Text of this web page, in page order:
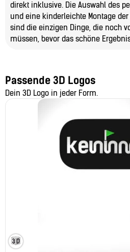
direkt inklusive. Die Auswahl des
und eine kinderleichte Montage
sind die einzigen Dinge, die noch
müssen, bevor das schöne
Passende 3D Logos
Dein 3D Logo in jeder Form.